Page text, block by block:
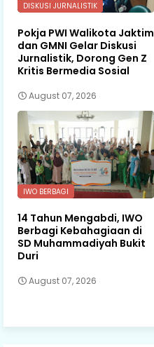
DISKUSI JURNALISTIK
Pokja PWI Walikota Jaktim
dan GMNI Gelar Diskusi
Jurnalistik, Dorong Gen Z
Kritis Bermedia Sosial
August 07, 2026
IWO BERBAGI
14 Tahun Mengabdi, IWO
Berbagi Kebahagiaan di
SD Muhammadiyah Bukit
Duri
August 07, 2026